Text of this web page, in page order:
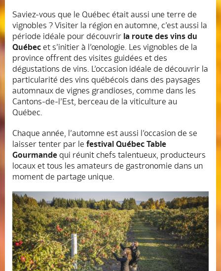
Saviez-vous que le Québec était aussi une terre de
vignobles ? Visiter la région en automne, c’est aussi la
période idéale pour découvrir la route des vins du
Québec et s’initier à l’œnologie. Les vignobles de la
province offrent des visites guidées et des
dégustations de vins. L’occasion idéale de découvrir la
particularité des vins québécois dans des paysages
automnaux de vignes grandioses, comme dans les
Cantons-de-l’Est, berceau de la viticulture au
Québec.
Chaque année, l’automne est aussi l’occasion de se
laisser tenter par le festival Québec Table
Gourmande qui réunit chefs talentueux, producteurs
locaux et tous les amateurs de gastronomie dans un
moment de partage unique.